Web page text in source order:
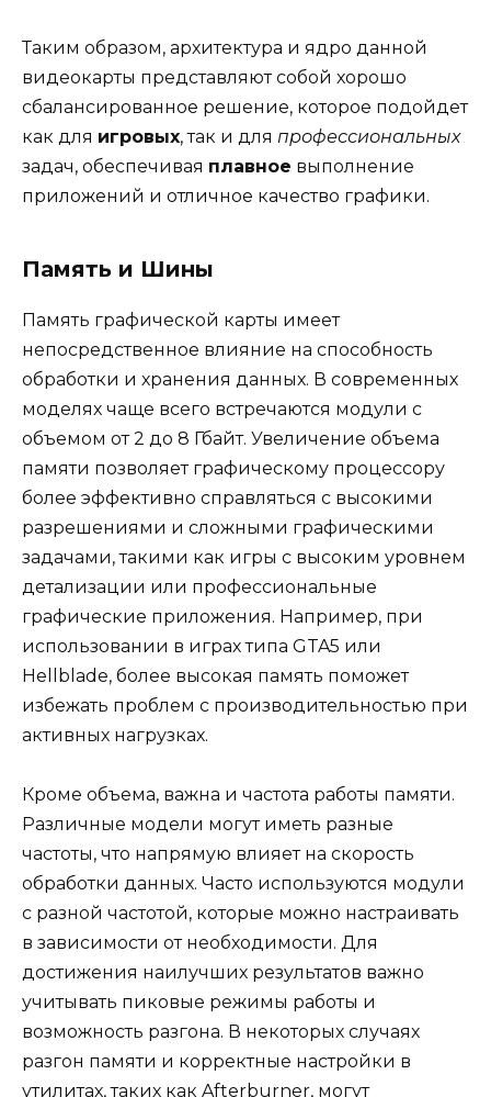
Таким образом, архитектура и ядро данной
видеокарты представляют собой хорошо
сбалансированное решение, которое подойдет
как для игровых, так и для профессиональных
задач, обеспечивая плавное выполнение
приложений и отличное качество графики.
Память и Шины
Память графической карты имеет
непосредственное влияние на способность
обработки и хранения данных. В современных
моделях чаще всего встречаются модули с
объемом от 2 до 8 Гбайт. Увеличение объема
памяти позволяет графическому процессору
более эффективно справляться с высокими
разрешениями и сложными графическими
задачами, такими как игры с высоким уровнем
детализации или профессиональные
графические приложения. Например, при
использовании в играх типа GTA5 или
Hellblade, более высокая память поможет
избежать проблем с производительностью при
активных нагрузках.
Кроме объема, важна и частота работы памяти.
Различные модели могут иметь разные
частоты, что напрямую влияет на скорость
обработки данных. Часто используются модули
с разной частотой, которые можно настраивать
в зависимости от необходимости. Для
достижения наилучших результатов важно
учитывать пиковые режимы работы и
возможность разгона. В некоторых случаях
разгон памяти и корректные настройки в
утилитах, таких как Afterburner, могут